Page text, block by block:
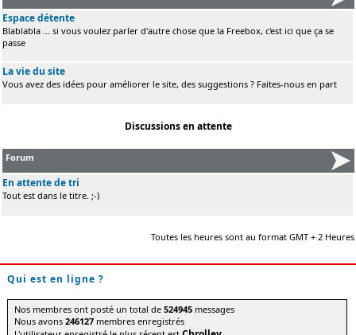
Espace détente
Blablabla ... si vous voulez parler d'autre chose que la Freebox, c'est ici que ça se
passe
La vie du site
Vous avez des idées pour améliorer le site, des suggestions ? Faites-nous en part
Discussions en attente
Forum
En attente de tri
Tout est dans le titre. ;-)
Toutes les heures sont au format GMT + 2 Heures
Qui est en ligne ?
Nos membres ont posté un total de524945 messages
Nous avons246127 membres enregistrés